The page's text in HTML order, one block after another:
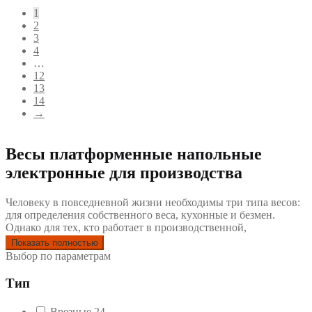
1
2
3
4
…
12
13
14
→
Весы платформенные напольные
электронные для производства
Человеку в повседневной жизни необходимы три типа весов:
для определения собственного веса, кухонные и безмен.
Однако для тех, кто работает в производственной,
сельскохозяйственной и прочих отраслях промышленности,
для выполнения повседневных задач требуется более широкий
спектр весов. Пожалуй, наиболее используемыми в
профессиональной деятельности являются промышленные
платформенные весы. При выборе промышленных напольных
Показать полностью
Выбор по параметрам
Тип